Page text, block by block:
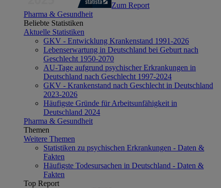
Zum Report
Pharma & Gesundheit
Beliebte Statistiken
Aktuelle Statistiken
GKV - Entwicklung Krankenstand 1991-2026
Lebenserwartung in Deutschland bei Geburt nach
Geschlecht 1950-2070
AU-Tage aufgrund psychischer Erkrankungen in
Deutschland nach Geschlecht 1997-2024
GKV - Krankenstand nach Geschlecht in Deutschland
2023-2026
Häufigste Gründe für Arbeitsunfähigkeit in
Deutschland 2024
Pharma & Gesundheit
Themen
Weitere Themen
Statistiken zu psychischen Erkrankungen - Daten &
Fakten
Häufigste Todesursachen in Deutschland - Daten &
Fakten
Top Report